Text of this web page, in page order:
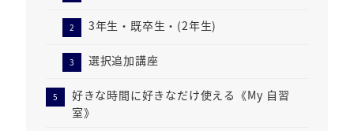
3年生・既卒生・(2年生)
選択追加講座
好きな時間に好きなだけ使える《My 自習
室》